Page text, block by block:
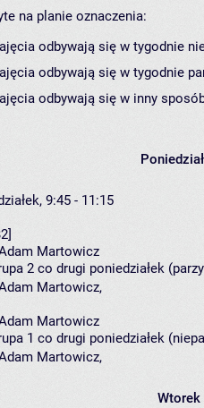
na planie oznaczenia:
odbywają się w tygodnie
odbywają się w tygodnie
odbywają się w inny
9:45 - 11:15
Martowicz
2 co drugi poniedziałek
Martowicz,
Martowicz
1 co drugi poniedziałek
Martowicz,
Wtorek